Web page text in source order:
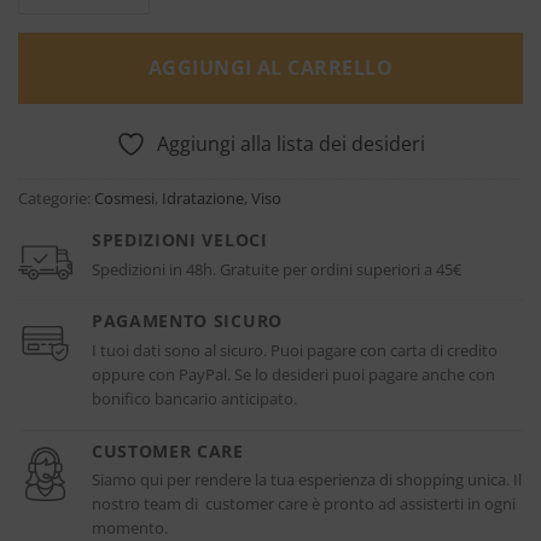
AGGIUNGI AL CARRELLO
Aggiungi alla lista dei desideri
Categorie: Cosmesi, Idratazione, Viso
SPEDIZIONI VELOCI
Spedizioni in 48h. Gratuite per ordini superiori a 45€
PAGAMENTO SICURO
I tuoi dati sono al sicuro. Puoi pagare con carta di credito
oppure con PayPal. Se lo desideri puoi pagare anche con
bonifico bancario anticipato.
CUSTOMER CARE
Siamo qui per rendere la tua esperienza di shopping unica. Il
nostro team di customer care è pronto ad assisterti in ogni
momento.